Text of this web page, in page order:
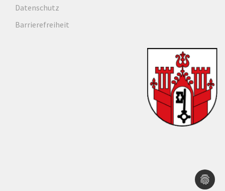
Datenschutz
Barrierefreiheit